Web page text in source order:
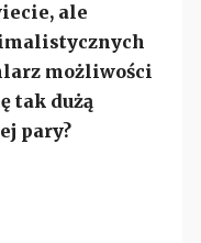
ale
możliwości
tak dużą
pary?